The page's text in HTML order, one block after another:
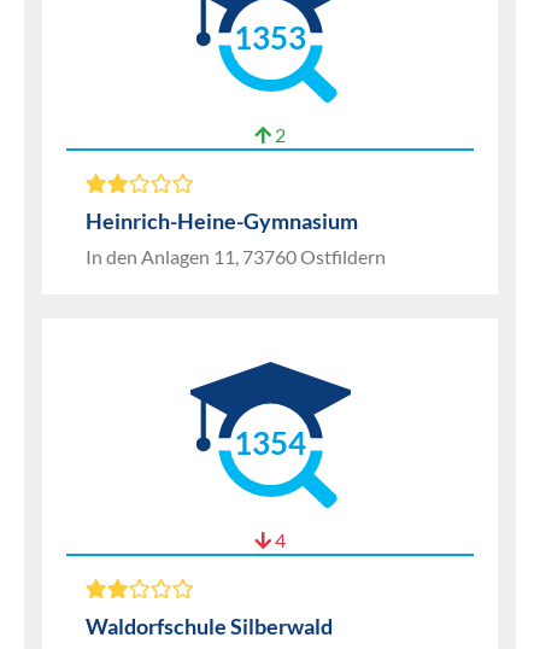
1353
2
Heinrich-Heine-Gymnasium
In den Anlagen 11, 73760 Ostfildern
1354
4
Waldorfschule Silberwald